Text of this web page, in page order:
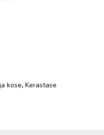
kose, Kerastase